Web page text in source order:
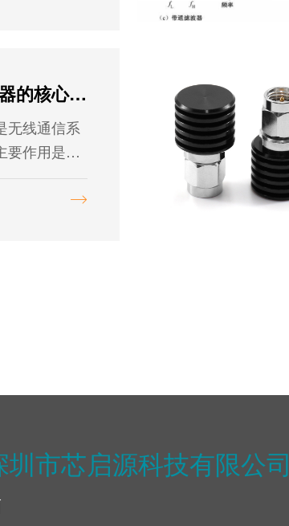
射频功率放大器的核心功能和应用场景
无线通信系
要作用是将
大到足够高
足远距离传
圳市芯启源科技有限公司